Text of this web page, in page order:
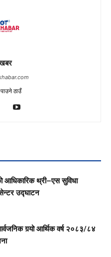
ठाउँ
आधिकारिक थ्री–एस सुविधा
उद्घाटन
गर्‍यो आर्थिक वर्ष २०८३/८४